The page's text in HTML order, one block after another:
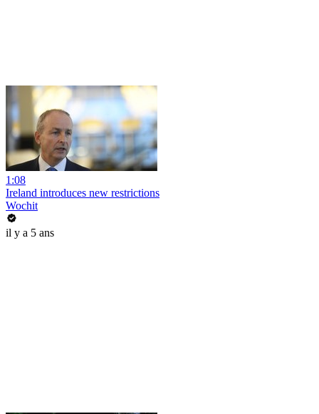
1:08
Ireland introduces new restrictions
Wochit
il y a 5 ans